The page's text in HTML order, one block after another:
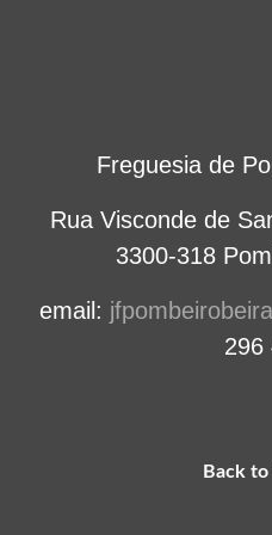
Freguesia de
Rua Visconde de
3300-318
email:
296
Back